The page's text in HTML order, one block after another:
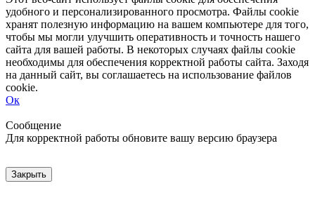
удобного и персонализированного просмотра. Файлы cookie
хранят полезную информацию на вашем компьютере для того,
чтобы мы могли улучшить оперативность и точность нашего
сайта для вашей работы. В некоторых случаях файлы cookie
необходимы для обеспечения корректной работы сайта. Заходя
на данный сайт, вы соглашаетесь на использование файлов
cookie.
Ок
Сообщение
Для корректной работы обновите вашу версию браузера
Закрыть